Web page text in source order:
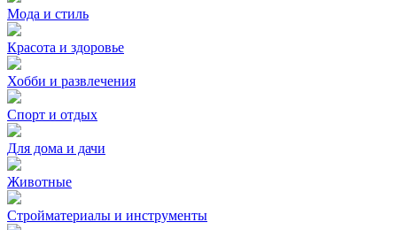
Мода и стиль
Красота и здоровье
Хобби и развлечения
Спорт и отдых
Для дома и дачи
Животные
Стройматериалы и инструменты